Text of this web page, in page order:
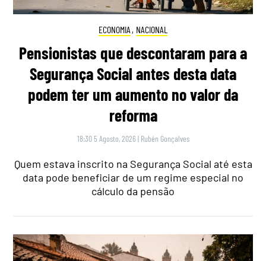
ECONOMIA , NACIONAL
Pensionistas que descontaram para a
Segurança Social antes desta data
podem ter um aumento no valor da
reforma
18:30 5 Agosto, 2026 | Rubén Gonçalves
Quem estava inscrito na Segurança Social até esta
data pode beneficiar de um regime especial no
cálculo da pensão